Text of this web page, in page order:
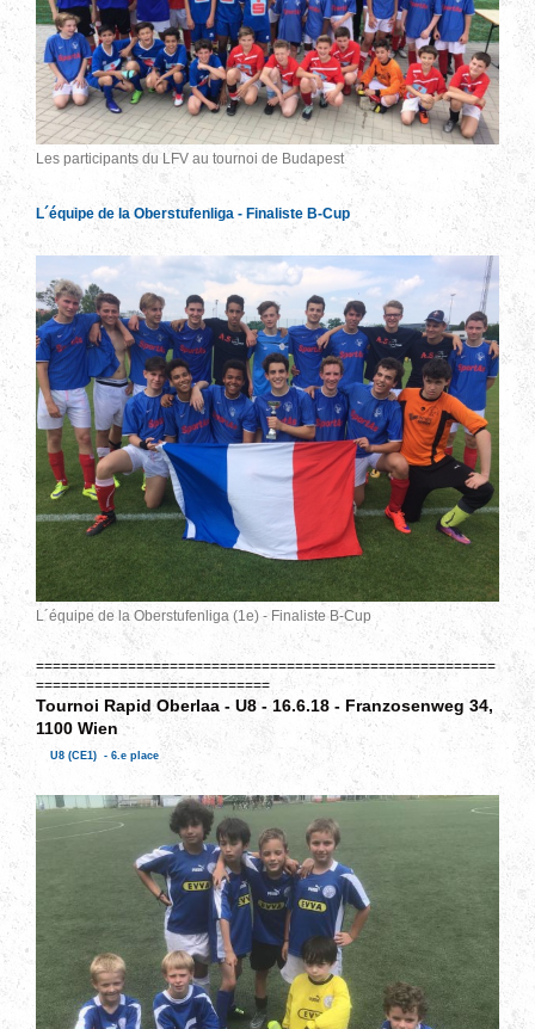
Les participants du LFV au tournoi de Budapest
L´équipe de la Oberstufenliga - Finaliste B-Cup
L´équipe de la Oberstufenliga (1e) - Finaliste B-Cup
=======================================================
============================
Tournoi Rapid Oberlaa - U8 - 16.6.18 - Franzosenweg 34,
1100 Wien
U8 (CE1) - 6.e place